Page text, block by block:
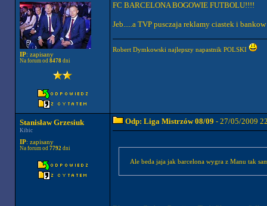
IP: zapisany
Na forum od 8478dni
FC BARCELONA BOGOWIE FUTBOLU!!!!
Jeb.....a TVP pusczaja reklamy ciastek i
Robert Dymkowski najlepszy napastnik POLSKI
Stanisław Grzesiuk
Kibic
IP: zapisany
Na forum od 7792dni
Odp: Liga Mistrzów 08/09 - 27/05/2009
Ale beda jaja jak barcelona wygra z Manu tak